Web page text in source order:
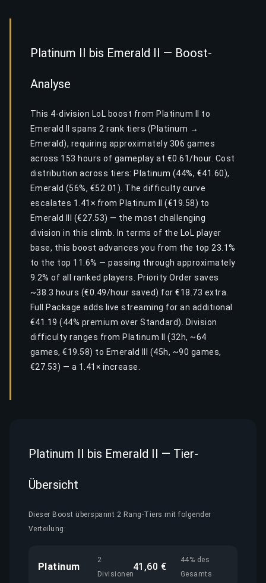
Platinum II bis Emerald II — Boost-
Analyse
This 4-division LoL boost from Platinum II to
Emerald II spans 2 rank tiers (Platinum →
Emerald), requiring approximately 306 games
across 153 hours of gameplay at €0.61/hour. Cost
distribution across tiers: Platinum (44%, €41.60),
Emerald (56%, €52.01). The difficulty curve
escalates 1.41× from Platinum II (€19.58) to
Emerald III (€27.53) — the most challenging
division in this climb. In terms of the LoL player
base, this boost advances you from the top 23.1%
to the top 11.6% — passing through approximately
9.2% of all ranked players. Priority Order saves
~38.3 hours (€0.49/hour saved) for €18.73 extra.
Full Package adds live streaming for an additional
€41.19 (44% premium over Standard). Division
difficulty ranges from Platinum II (32h, ~64
games, €19.58) to Emerald III (45h, ~90 games,
€27.53) — a 1.41× increase.
Platinum II bis Emerald II — Tier-
Übersicht
Dieser Boost überspannt 2 Rang-Tiers mit folgender
Verteilung:
Platinum
2
Divisionen
41,60 €
44% des
Gesamts